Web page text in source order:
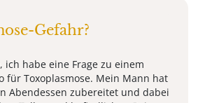
Gefahr?
ich habe eine Frage zu einem
für Toxoplasmose. Mein Mann hat
Abendessen zubereitet und dabei